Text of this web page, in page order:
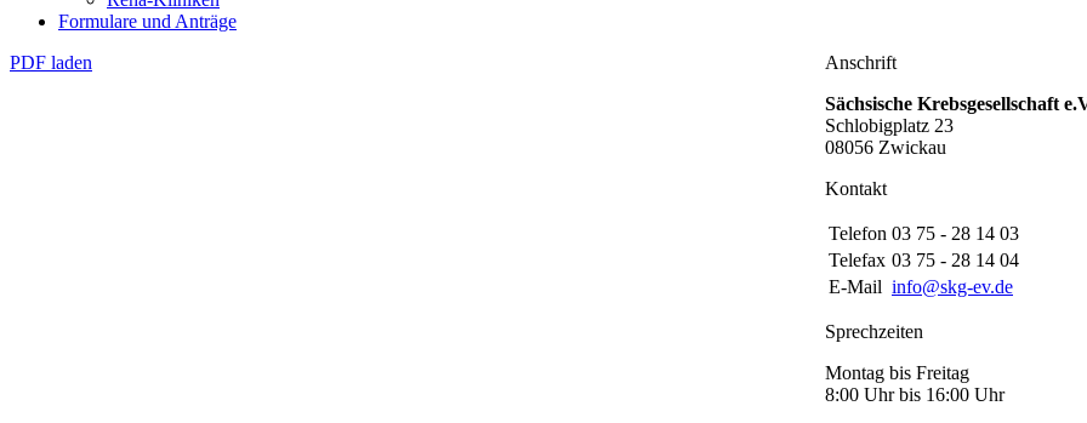
Formulare und Anträge
PDF laden
Anschrift
Sächsische Krebsgesellschaft
Schlobigplatz 23
08056 Zwickau
Kontakt
Telefon 03 75 - 28 14 03
Telefax 03 75 - 28 14 04
E-Mail info@skg-ev.de
Sprechzeiten
Montag bis Freitag
8:00 Uhr bis 16:00 Uhr